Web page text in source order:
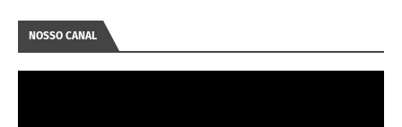
NOSSO CANAL